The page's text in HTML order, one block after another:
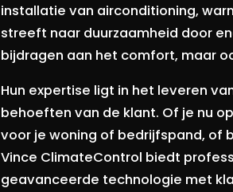
installatie van airconditioning,
streeft naar duurzaamheid door
bijdragen aan het comfort, maar
Hun expertise ligt in het leveren
behoeften van de klant. Of je nu
voor je woning of bedrijfspand, of
Vince ClimateControl biedt
geavanceerde technologie met